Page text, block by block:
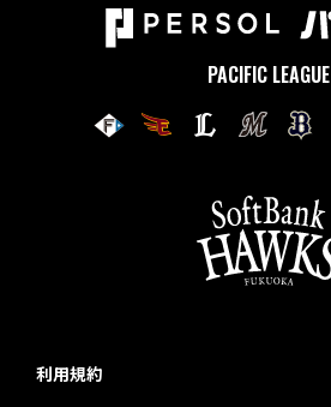
PACIFIC LEAGUE
利用規約